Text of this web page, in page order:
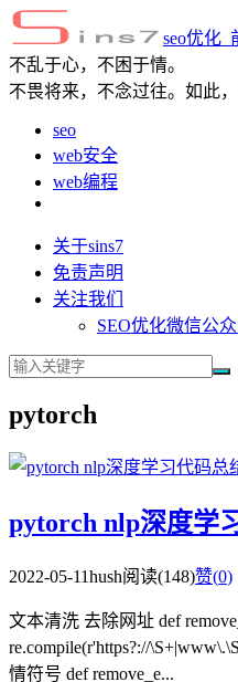
seo优化
不乱于心，不困于情。
不畏将来，不念过往。如此，
seo
web安全
web编程
关于sins7
免责声明
关注我们
SEO优化微信公
pytorch
pytorch nlp深度学
2022-05-11hush阅读(148)赞(0)
文本清洗 去除网址 def
re.compile(r'https?://
情符号 def remove_e...